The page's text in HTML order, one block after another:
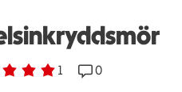
av 5. 1
har röstatReceptet har 0
0